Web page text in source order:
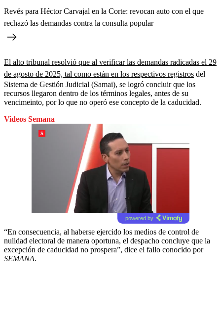
Revés para Héctor Carvajal en la Corte: revocan auto con el que
rechazó las demandas contra la consulta popular
El alto tribunal resolvió que al verificar las demandas radicadas el 29
de agosto de 2025, tal como están en los respectivos registros del
Sistema de Gestión Judicial (Samai), se logró concluir que los
recursos llegaron dentro de los términos legales, antes de su
vencimeinto, por lo que no operó ese concepto de la caducidad.
Videos Semana
powered by
“En consecuencia, al haberse ejercido los medios de control de
nulidad electoral de manera oportuna, el despacho concluye que la
excepción de caducidad no prospera”, dice el fallo conocido por
SEMANA.